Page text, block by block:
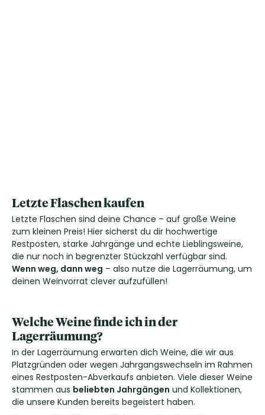
Letzte Flaschen kaufen
Letzte Flaschen sind deine Chance – auf große Weine
zum kleinen Preis! Hier sicherst du dir hochwertige
Restposten, starke Jahrgänge und echte Lieblingsweine,
die nur noch in begrenzter Stückzahl verfügbar sind.
Wenn weg, dann weg – also nutze die Lagerräumung, um
deinen Weinvorrat clever aufzufüllen!
Welche Weine finde ich in der
Lagerräumung?
In der Lagerräumung erwarten dich Weine, die wir aus
Platzgründen oder wegen Jahrgangswechseln im Rahmen
eines Restposten-Abverkaufs anbieten. Viele dieser Weine
stammen aus beliebten Jahrgängen und Kollektionen,
die unsere Kunden bereits begeistert haben.